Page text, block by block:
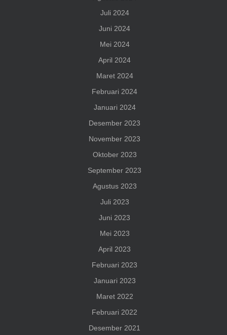
Juli 2024
Juni 2024
Mei 2024
April 2024
Maret 2024
Februari 2024
Januari 2024
Desember 2023
November 2023
Oktober 2023
September 2023
Agustus 2023
Juli 2023
Juni 2023
Mei 2023
April 2023
Februari 2023
Januari 2023
Maret 2022
Februari 2022
Desember 2021